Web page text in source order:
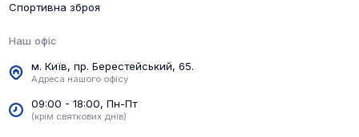
Спортивна зброя
Наш офіс
м. Київ, пр. Берестейський, 65.
Адреса нашого офісу
09:00 - 18:00, Пн-Пт
(крім святкових днів)